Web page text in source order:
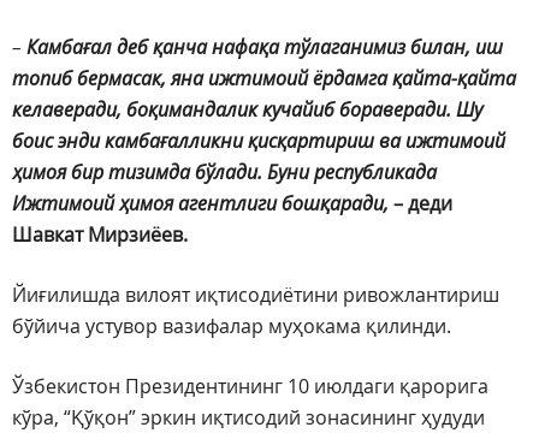
– Камбағал деб қанча нафақа тўлаганимиз билан, иш
топиб бермасак, яна ижтимоий ёрдамга қайта-қайта
келаверади, боқимандалик кучайиб бораверади. Шу
боис энди камбағалликни қисқартириш ва ижтимоий
ҳимоя бир тизимда бўлади. Буни республикада
Ижтимоий ҳимоя агентлиги бошқаради, – деди
Шавкат Мирзиёев.
Йиғилишда вилоят иқтисодиётини ривожлантириш
бўйича устувор вазифалар муҳокама қилинди.
Ўзбекистон Президентининг 10 июлдаги қарорига
кўра, “Қўқон” эркин иқтисодий зонасининг ҳудуди